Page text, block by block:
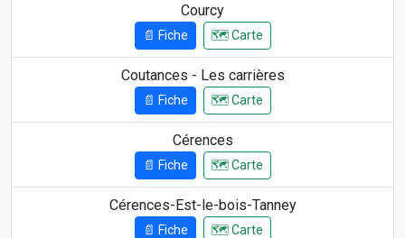
Courcy
📄 Fiche 🗺️ Carte
Coutances - Les carrières
📄 Fiche 🗺️ Carte
Cérences
📄 Fiche 🗺️ Carte
Cérences-Est-le-bois-Tanney
📄 Fiche 🗺️ Carte